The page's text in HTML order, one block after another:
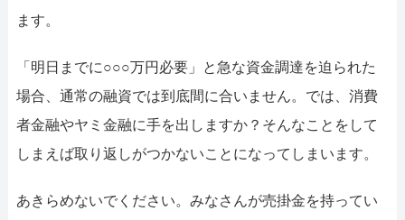
ファクタリングで即日資金調達
ます。
「明日までに○○○万円必要」と急な資金調達を迫られた
場合、通常の融資では到底間に合いません。では、消費
者金融やヤミ金融に手を出しますか？そんなことをして
しまえば取り返しがつかないことになってしまいます。
あきらめないでください。みなさんが売掛金を持ってい